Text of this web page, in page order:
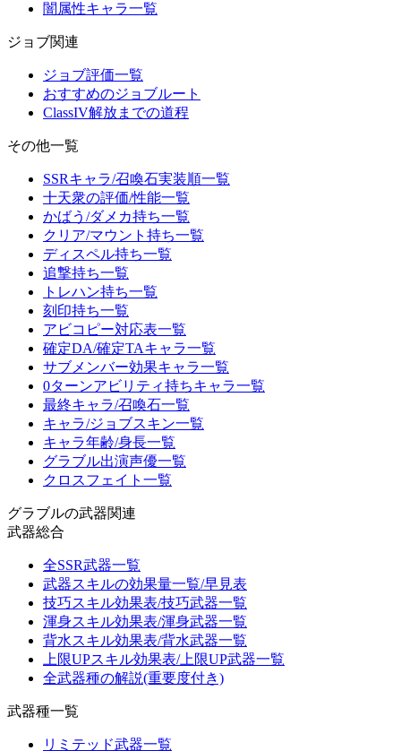
闇属性キャラ一覧
ジョブ関連
ジョブ評価一覧
おすすめのジョブルート
ClassIV解放までの道程
その他一覧
SSRキャラ/召喚石実装順一覧
十天衆の評価/性能一覧
かばう/ダメカ持ち一覧
クリア/マウント持ち一覧
ディスペル持ち一覧
追撃持ち一覧
トレハン持ち一覧
刻印持ち一覧
アビコピー対応表一覧
確定DA/確定TAキャラ一覧
サブメンバー効果キャラ一覧
0ターンアビリティ持ちキャラ一覧
最終キャラ/召喚石一覧
キャラ/ジョブスキン一覧
キャラ年齢/身長一覧
グラブル出演声優一覧
クロスフェイト一覧
グラブルの武器関連
武器総合
全SSR武器一覧
武器スキルの効果量一覧/早見表
技巧スキル効果表/技巧武器一覧
渾身スキル効果表/渾身武器一覧
背水スキル効果表/背水武器一覧
上限UPスキル効果表/上限UP武器一覧
全武器種の解説(重要度付き)
武器種一覧
リミテッド武器一覧